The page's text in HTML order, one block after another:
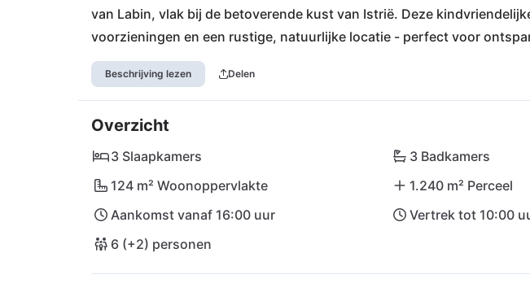
van Labin, vlak bij de betoverende kust van Istrië. Deze
voorzieningen en een rustige, natuurlijke locatie - perfect voor
Winkelmogelijkheden worden geboden in de nabijgelegen supermarkt
weg bij Plodine. Het restaurant Tomažići belooft culinaire
strand Mali Portluk ligt op een steenworp afstand. Ontdek het
Učka en laat u betoveren door de charmante steden Pula en Rovinj.
Met goede verbindingen naar de luchthavens Pula en Rijeka staat
vakantie in Kroatië meer in de weg!
Beschrijving lezen Delen
Overzicht
3 Slaapkamers
3 Badkamers
124 m² Woonoppervlakte
1.240 m² Perceel
Aankomst vanaf 16:00 uur
Vertrek tot 10:00
6 (+2) personen